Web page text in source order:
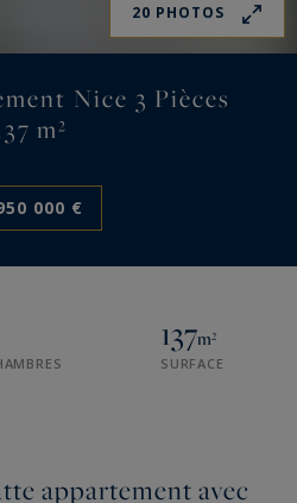
20 PHOTOS
Nice 3 Pièces
m²
000 €
137m²
SURFACE
appartement avec